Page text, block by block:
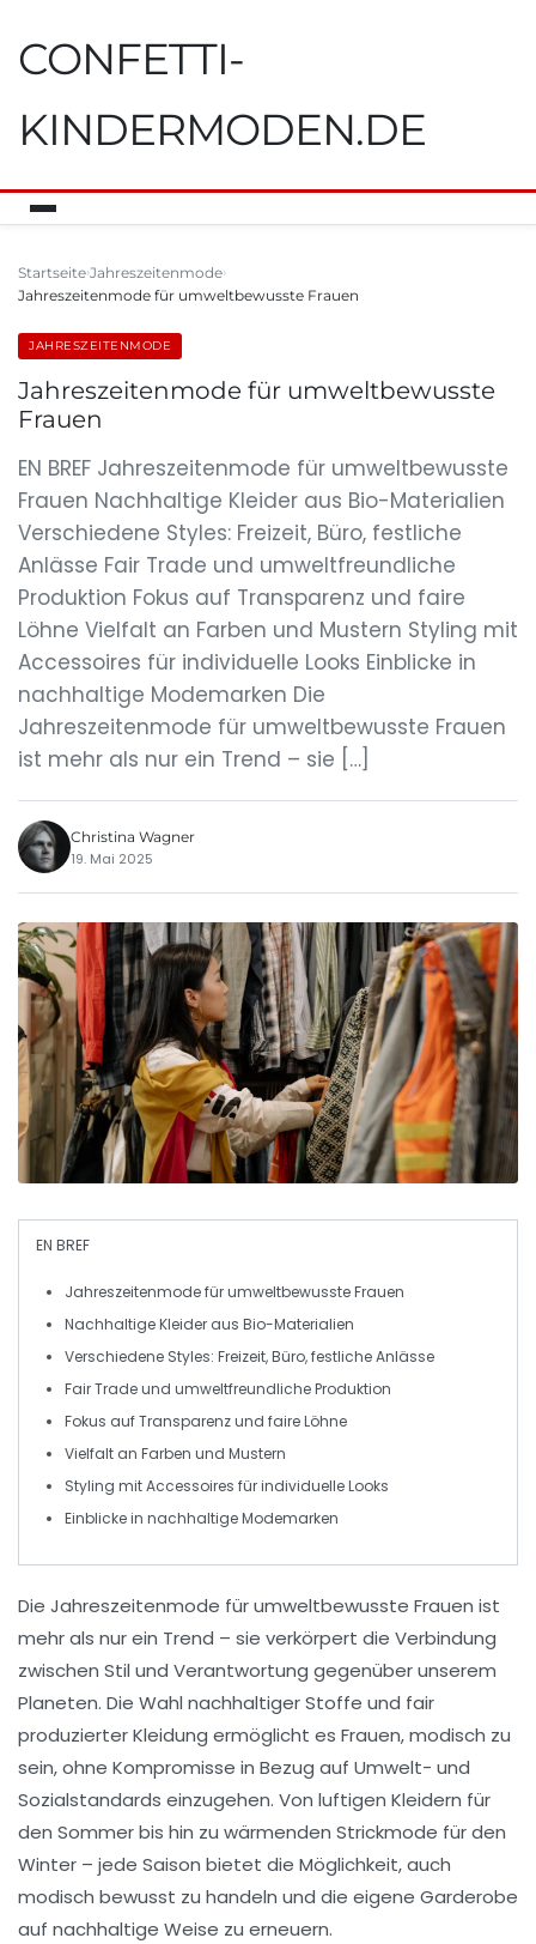
CONFETTI-
KINDERMODEN.DE
Startseite Jahreszeitenmode
Jahreszeitenmode für umweltbewusste Frauen
JAHRESZEITENMODE
Jahreszeitenmode für umweltbewusste
Frauen
EN BREF Jahreszeitenmode für umweltbewusste
Frauen Nachhaltige Kleider aus Bio-Materialien
Verschiedene Styles: Freizeit, Büro, festliche
Anlässe Fair Trade und umweltfreundliche
Produktion Fokus auf Transparenz und faire
Löhne Vielfalt an Farben und Mustern Styling mit
Accessoires für individuelle Looks Einblicke in
nachhaltige Modemarken Die
Jahreszeitenmode für umweltbewusste Frauen
ist mehr als nur ein Trend – sie […]
Christina Wagner
19. Mai 2025
EN BREF
Jahreszeitenmodefürumweltbewusste Frauen
NachhaltigeKleider aus Bio-Materialien
Verschiedene Styles: Freizeit, Büro, festliche Anlässe
Fair Tradeund umweltfreundliche Produktion
Fokus aufTransparenzund faire Löhne
Vielfalt an Farben und Mustern
Styling mitAccessoires für individuelle Looks
Einblicke in nachhaltige Modemarken
Die Jahreszeitenmode fürumweltbewusste Frauen ist
mehr als nur ein Trend – sie verkörpert die Verbindung
zwischen Stil und Verantwortung gegenüber unserem
Planeten. Die Wahl nachhaltiger Stoffe und fair
produzierter Kleidung ermöglicht es Frauen, modisch zu
sein, ohne Kompromisse in Bezug auf Umwelt- und
Sozialstandards einzugehen. Von luftigen Kleidern für
den Sommer bis hin zu wärmenden Strickmode für den
Winter – jede Saison bietet die Möglichkeit, auch
modisch bewusst zu handeln und die eigene Garderobe
auf nachhaltige Weise zu erneuern.